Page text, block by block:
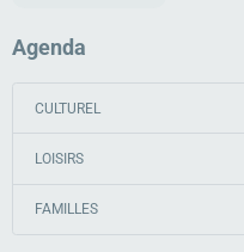
Agenda
CULTUREL
LOISIRS
FAMILLES